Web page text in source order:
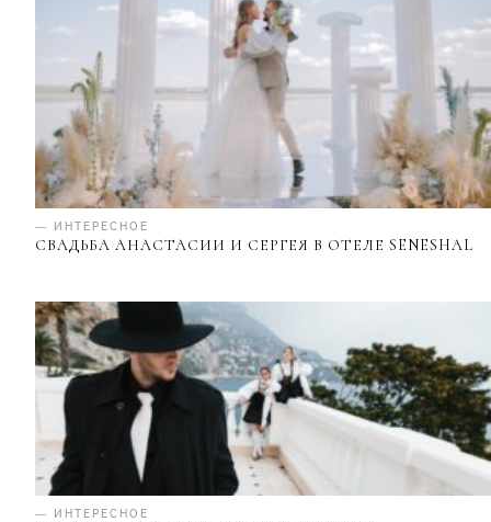
— ИНТЕРЕСНОЕ
СВАДЬБА АНАСТАСИИ И СЕРГЕЯ В ОТЕЛЕ SENESHAL
— ИНТЕРЕСНОЕ